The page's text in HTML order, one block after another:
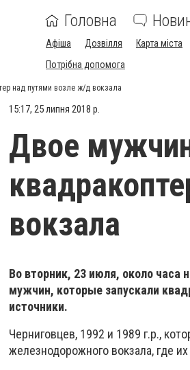
Головна
Афіша Дозвілля Карта міста
Потрібна допомога
над путями возле ж/д вокзала
15:17, 25 липня 2018 р.
Двое
вокзала
Во вторник, 23 июля, около
мужчин, которые запускали
источники.
Черниговцев, 1992 и 1989 г.р.,
железнодорожного вокзала, где